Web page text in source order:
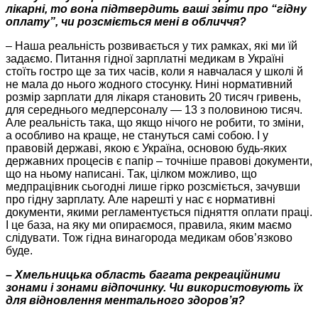
лікарні, то вона підтвердить ваші звіти про “гідну
оплату”, чи розсміється мені в обличчя?
– Наша реальність розвивається у тих рамках, які ми їй
задаємо. Питання гідної зарплатні медикам в Україні
стоїть гостро ще за тих часів, коли я навчалася у школі й
не мала до нього жодного стосунку. Нині нормативний
розмір зарплати для лікаря становить 20 тисяч гривень,
для середнього медперсоналу — 13 з половиною тисяч.
Але реальність така, що якщо нічого не робити, то зміни,
а особливо на краще, не стануться самі собою. І у
правовій державі, якою є Україна, основою будь-яких
державних процесів є папір – точніше правові документи,
що на ньому написані. Так, цілком можливо, що
медпрацівник сьогодні лише гірко розсміється, зачувши
про гідну зарплату. Але нарешті у нас є нормативні
документи, якими регламентується підняття оплати праці.
І це база, на яку ми опираємося, правила, яким маємо
слідувати. Тож гідна винагорода медикам обов’язково
буде.
– Хмельницька область багата рекреаційними
зонами і зонами відпочинку. Чи використовують їх
для відновлення ментального здоров’я?